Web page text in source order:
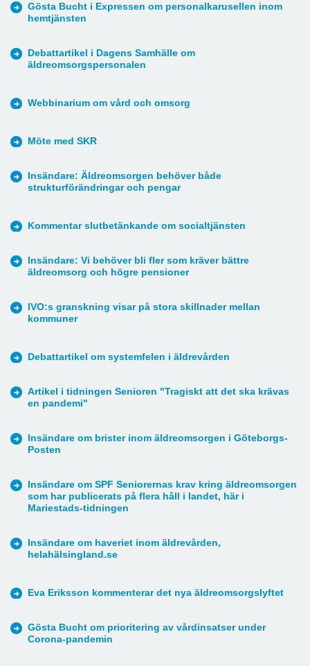
Gösta Bucht i Expressen om personalkarusellen inom
hemtjänsten
Debattartikel i Dagens Samhälle om
äldreomsorgspersonalen
Webbinarium om vård och omsorg
Möte med SKR
Insändare: Äldreomsorgen behöver både
strukturförändringar och pengar
Kommentar slutbetänkande om socialtjänsten
Insändare: Vi behöver bli fler som kräver bättre
äldreomsorg och högre pensioner
IVO:s granskning visar på stora skillnader mellan
kommuner
Debattartikel om systemfelen i äldrevården
Artikel i tidningen Senioren "Tragiskt att det ska krävas
en pandemi"
Insändare om brister inom äldreomsorgen i Göteborgs-
Posten
Insändare om SPF Seniorernas krav kring äldreomsorgen
som har publicerats på flera håll i landet, här i
Mariestads-tidningen
Insändare om haveriet inom äldrevården,
helahälsingland.se
Eva Eriksson kommenterar det nya äldreomsorgslyftet
Gösta Bucht om prioritering av vårdinsatser under
Corona-pandemin